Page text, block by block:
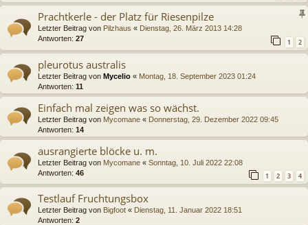
Prachtkerle - der Platz für Riesenpilze
Letzter Beitrag von Pilzhaus « Dienstag, 26. März 2013 14:28
Antworten: 27 1 2
pleurotus australis
Letzter Beitrag von Mycelio « Montag, 18. September 2023 01:24
Antworten: 11
Einfach mal zeigen was so wächst.
Letzter Beitrag von Mycomane « Donnerstag, 29. Dezember 2022 09:45
Antworten: 14
ausrangierte blöcke u. m.
Letzter Beitrag von Mycomane « Sonntag, 10. Juli 2022 22:08
Antworten: 46 1 2 3 4
Testlauf Fruchtungsbox
Letzter Beitrag von Bigfoot « Dienstag, 11. Januar 2022 18:51
Antworten: 2